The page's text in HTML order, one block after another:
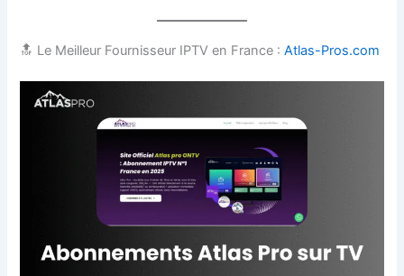
🔝 Le Meilleur Fournisseur IPTV en France :Atlas-Pros.com